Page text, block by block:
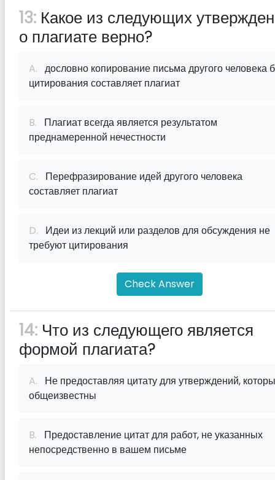
13: Какое из следующих
о плагиате верно?
A. дословно копирование письма другого человека
цитирования составляет плагиат
B. Плагиат всегда является результатом
преднамеренной нечестности
C. Перефразирование идей другого человека
составляет плагиат
D. Идеи из лекций или разделов для обсуждения не
требуют цитирования
Check Answer
14: Что из следующего является
формой плагиата?
A. Не предоставляя цитату для утверждений,
общеизвестны
B. Предоставление цитат для работ, не указанных
непосредственно в вашем письме